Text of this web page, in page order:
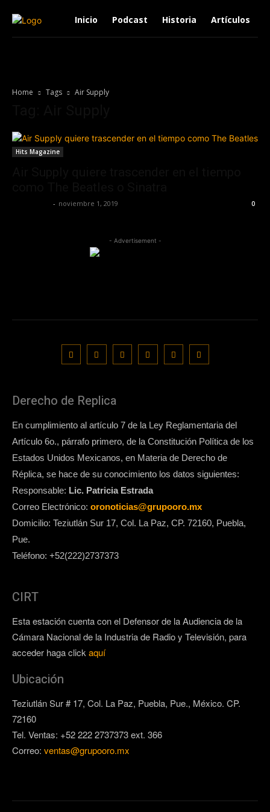
Inicio Podcast Historia Artículos
Home Tags Air Supply
Hits Magazine
- noviembre 1, 2019 0
- Advertisement -
Derecho de Replica
En cumplimiento al artículo 7 de la Ley Reglamentaria del
Artículo 6o., párrafo primero, de la Constitución Política de los
Estados Unidos Mexicanos, en Materia de Derecho de
Réplica, se hace de su conocimiento los datos siguientes:
Responsable: Lic. Patricia Estrada
Correo Electrónico: oronoticias@grupooro.mx
Domicilio: Teziutlán Sur 17, Col. La Paz, CP. 72160, Puebla,
Pue.
Teléfono: +52(222)2737373
CIRT
Esta estación cuenta con el Defensor de la Audiencia de la
Cámara Nacional de la Industria de Radio y Televisión, para
acceder haga click aquí
Ubicación
Teziutlán Sur # 17, Col. La Paz, Puebla, Pue., México. CP.
72160
Tel. Ventas: +52 222 2737373 ext. 366
Correo: ventas@grupooro.mx